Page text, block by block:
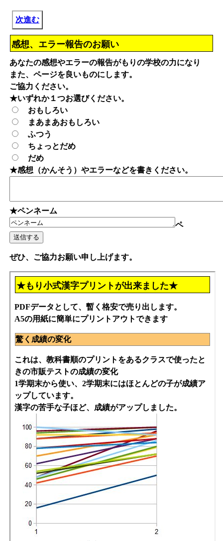
次進む
感想、エラー報告のお願い
あなたの感想やエラーの報告がもりの学校の力になり
また、ページを良いものにします。
ご協力ください。
★いずれか１つお選びください。
おもしろい
まあまあおもしろい
ふつう
ちょっとだめ
だめ
★感想（かんそう）やエラーなどを書きください。
★ペンネーム
ペ
ぜひ、ご協力お願い申し上げます。